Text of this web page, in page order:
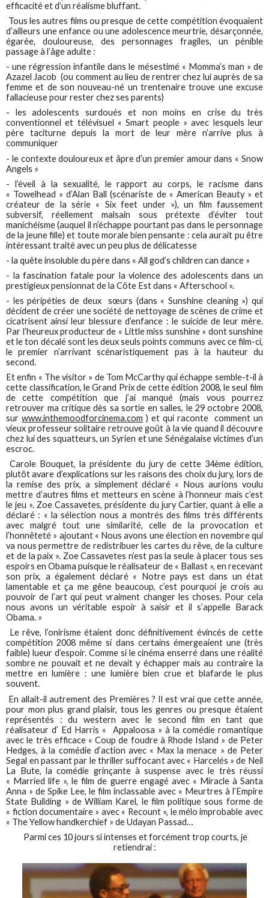
efficacité et d’un réalisme bluffant.
Tous les autres films ou presque de cette compétition évoquaient
d’ailleurs une enfance ou une adolescence meurtrie, désarçonnée,
égarée, douloureuse, des personnages fragiles, un pénible
passage à l’âge adulte :
- une régression infantile dans le mésestimé « Momma’s man » de
Azazel Jacob (ou comment au lieu de rentrer chez lui auprès de sa
femme et de son nouveau-né un trentenaire trouve une excuse
fallacieuse pour rester chez ses parents)
- les adolescents surdoués et non moins en crise du très
conventionnel et télévisuel « Smart people » avec lesquels leur
père taciturne depuis la mort de leur mère n’arrive plus à
communiquer
- le contexte douloureux et âpre d’un premier amour dans « Snow
Angels »
- l’éveil à la sexualité, le rapport au corps, le racisme dans
« Towelhead » d’Alan Ball (scénariste de « American Beauty » et
créateur de la série « Six feet under »), un film faussement
subversif, réellement malsain sous prétexte d’éviter tout
manichéisme (auquel il n’échappe pourtant pas dans le personnage
de la jeune fille) et toute morale bien pensante : cela aurait pu être
intéressant traité avec un peu plus de délicatesse
- la quête insoluble du père dans « All god’s children can dance »
- la fascination fatale pour la violence des adolescents dans un
prestigieux pensionnat de la Côte Est dans « Afterschool ».
- les péripéties de deux sœurs (dans « Sunshine cleaning ») qui
décident de créer une société de nettoyage de scènes de crime et
cicatrisent ainsi leur blessure d’enfance : le suicide de leur mère.
Par l’heureux producteur de « Little miss sunshine » dont sunshine
et le ton décalé sont les deux seuls points communs avec ce film-ci,
le premier n’arrivant scénaristiquement pas à la hauteur du
second.
Et enfin « The visitor » de Tom McCarthy qui échappe semble-t-il à
cette classification, le Grand Prix de cette édition 2008, le seul film
de cette compétition que j’ai manqué (mais vous pourrez
retrouver ma critique dès sa sortie en salles, le 29 octobre 2008,
surwww.inthemoodforcinema.com ) et qui raconte comment un
vieux professeur solitaire retrouve goût à la vie quand il découvre
chez lui des squatteurs, un Syrien et une Sénégalaise victimes d’un
escroc.
Carole Bouquet, la présidente du jury de cette 34ème édition,
plutôt avare d’explications sur les raisons des choix du jury, lors de
la remise des prix, a simplement déclaré « Nous aurions voulu
mettre d’autres films et metteurs en scène à l’honneur mais c’est
le jeu ». Zoe Cassavetes, présidente du jury Cartier, quant à elle a
déclaré : « la sélection nous a montrés des films très différents
avec malgré tout une similarité, celle de la provocation et
l’honnêteté » ajoutant « Nous avons une élection en novembre qui
va nous permettre de redistribuer les cartes du rêve, de la culture
et de la paix ». Zoe Cassavetes n’est pas la seule à placer tous ses
espoirs en Obama puisque le réalisateur de « Ballast », en recevant
son prix, a également déclaré « Notre pays est dans un état
lamentable et ça me gêne beaucoup, c’est pourquoi je crois au
pouvoir de l’art qui peut vraiment changer les choses. Pour cela
nous avons un véritable espoir à saisir et il s’appelle Barack
Obama. »
Le rêve, l’onirisme étaient donc définitivement évincés de cette
compétition 2008 même si dans certains émergeaient une (très
faible) lueur d’espoir. Comme si le cinéma enserré dans une réalité
sombre ne pouvait et ne devait y échapper mais au contraire la
mettre en lumière : une lumière bien crue et blafarde le plus
souvent.
En allait-il autrement des Premières ? Il est vrai que cette année,
pour mon plus grand plaisir, tous les genres ou presque étaient
représentés : du western avec le second film en tant que
réalisateur d’ Ed Harris « Appaloosa » à la comédie romantique
avec le très efficace « Coup de foudre à Rhode Island » de Peter
Hedges, à la comédie d’action avec « Max la menace » de Peter
Segal en passant par le thriller suffocant avec « Harcelés » de Neil
La Bute, la comédie grinçante à suspense avec le très réussi
« Married life », le film de guerre engagé avec « Miracle à Santa
Anna » de Spike Lee, le film inclassable avec « Meurtres à l’Empire
State Building » de William Karel, le film politique sous forme de
« fiction documentaire » avec « Recount », le mélo improbable avec
« The Yellow handkerchief » de Udayan Passad…
Parmi ces 10 jours si intenses et forcément trop courts, je
retiendrai :